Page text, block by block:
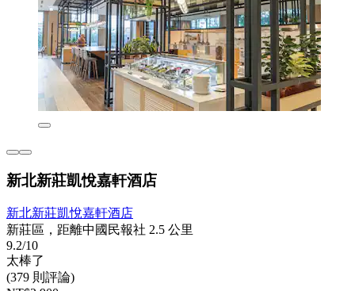
新北新莊凱悅嘉軒酒店
新北新莊凱悅嘉軒酒店
新莊區，距離中國民報社 2.5 公里
9.2/10
太棒了
(379 則評論)